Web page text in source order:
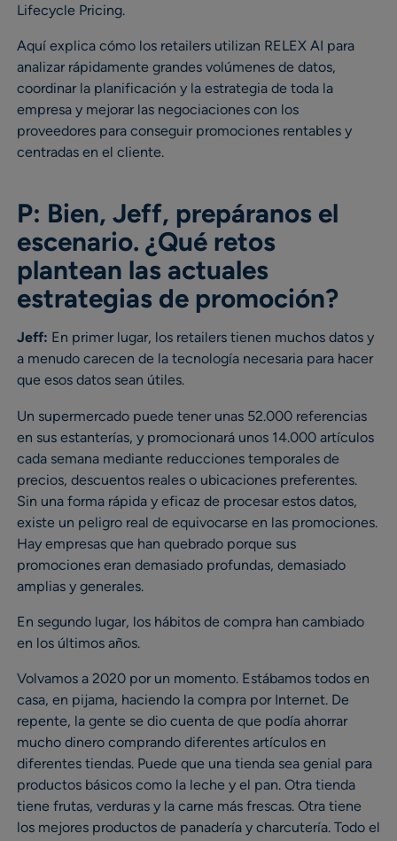
Lifecycle Pricing.
Aquí explica cómo los retailers utilizan RELEX AI para
analizar rápidamente grandes volúmenes de datos,
coordinar la planificación y la estrategia de toda la
empresa y mejorar las negociaciones con los
proveedores para conseguir promociones rentables y
centradas en el cliente.
P: Bien, Jeff, prepáranos el
escenario. ¿Qué retos
plantean las actuales
estrategias de promoción?
Jeff: En primer lugar, los retailers tienen muchos datos y
a menudo carecen de la tecnología necesaria para hacer
que esos datos sean útiles.
Un supermercado puede tener unas 52.000 referencias
en sus estanterías, y promocionará unos 14.000 artículos
cada semana mediante reducciones temporales de
precios, descuentos reales o ubicaciones preferentes.
Sin una forma rápida y eficaz de procesar estos datos,
existe un peligro real de equivocarse en las promociones.
Hay empresas que han quebrado porque sus
promociones eran demasiado profundas, demasiado
amplias y generales.
En segundo lugar, los hábitos de compra han cambiado
en los últimos años.
Volvamos a 2020 por un momento. Estábamos todos en
casa, en pijama, haciendo la compra por Internet. De
repente, la gente se dio cuenta de que podía ahorrar
mucho dinero comprando diferentes artículos en
diferentes tiendas. Puede que una tienda sea genial para
productos básicos como la leche y el pan. Otra tienda
tiene frutas, verduras y la carne más frescas. Otra tiene
los mejores productos de panadería y charcutería. Todo el